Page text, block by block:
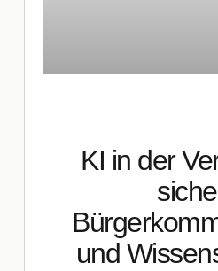
KI in der
und